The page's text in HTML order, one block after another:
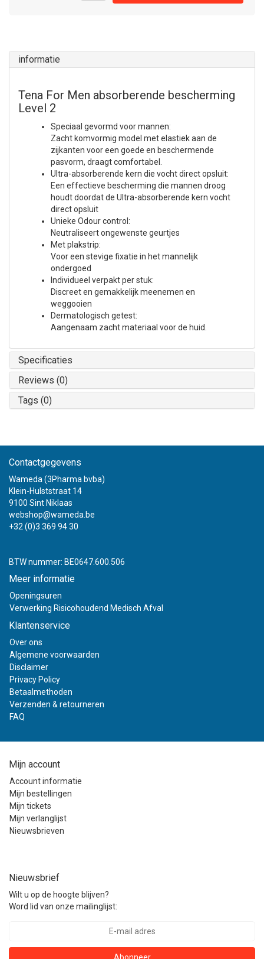
informatie
Tena For Men absorberende bescherming
Level 2
Speciaal gevormd voor mannen:
Zacht komvormig model met elastiek aan de
zijkanten voor een goede en beschermende
pasvorm, draagt comfortabel.
Ultra-absorberende kern die vocht direct opsluit:
Een effectieve bescherming die mannen droog
houdt doordat de Ultra-absorberende kern vocht
direct opsluit
Unieke Odour control:
Neutraliseert ongewenste geurtjes
Met plakstrip:
Voor een stevige fixatie in het mannelijk
ondergoed
Individueel verpakt per stuk:
Discreet en gemakkelijk meenemen en
weggooien
Dermatologisch getest:
Aangenaam zacht materiaal voor de huid.
Specificaties
Reviews (0)
Tags (0)
Contactgegevens
Wameda (3Pharma bvba)
Klein-Hulststraat 14
9100 Sint Niklaas
webshop@wameda.be
+32 (0)3 369 94 30
BTW nummer: BE0647.600.506
Meer informatie
Openingsuren
Verwerking Risicohoudend Medisch Afval
Klantenservice
Over ons
Algemene voorwaarden
Disclaimer
Privacy Policy
Betaalmethoden
Verzenden & retourneren
FAQ
Mijn account
Account informatie
Mijn bestellingen
Mijn tickets
Mijn verlanglijst
Nieuwsbrieven
Nieuwsbrief
Wilt u op de hoogte blijven?
Word lid van onze mailinglijst: